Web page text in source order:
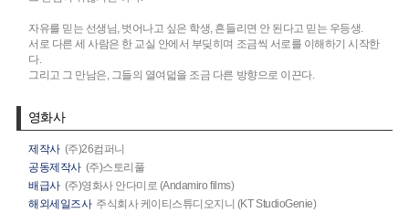
자유를 믿는 선생님, 벗어나고 싶은 학생, 흔들리면 안 된다고 믿는 우등생.
서로 다른 세 사람은 한 교실 안에서 부딪히며 조금씩 서로를 이해하기 시작한
다.
그리고 그 만남은, 그들의 열여덟을 조금 다른 방향으로 이끈다.
영화사
제작사 (주)26컴퍼니
공동제작사 (주)스토리풀
배급사 (주)영화사 안다미로 (Andamiro films)
해외세일즈사 주식회사 케이티스튜디오지니 (KT StudioGenie)